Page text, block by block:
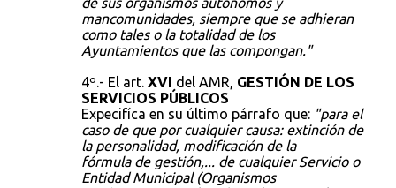
mancomunidades, siempre que se adhieran
como tales o la totalidad de los
Ayuntamientos que las compongan."
4º.- El art. XVI del AMR, GESTIÓN DE LOS
SERVICIOS PÚBLICOS
Expecifíca en su último párrafo que: "para el
caso de que por cualquier causa: extinción de
la personalidad, modificación de la
fórmula de gestión,... de cualquier Servicio o
Entidad Municipal (Organismos